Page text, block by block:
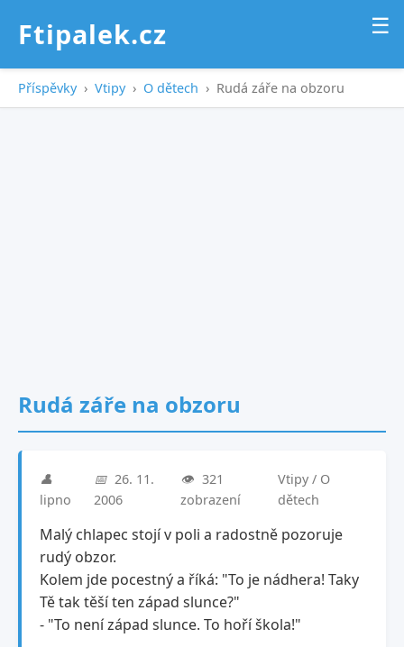
Ftipalek.cz ☰
Příspěvky › Vtipy › O dětech › Rudá záře na obzoru
Rudá záře na obzoru
👤
lipno
📅 26. 11.
2006
👁️ 321
zobrazení
Vtipy / O
dětech
Malý chlapec stojí v poli a radostně pozoruje
rudý obzor.
Kolem jde pocestný a říká: "To je nádhera! Taky
Tě tak těší ten západ slunce?"
- "To není západ slunce. To hoří škola!"